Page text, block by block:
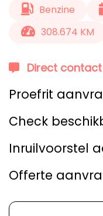
Benzine
308.674 KM
Direct contact
Proefrit
Check
Inruilvoorstel
Offerte